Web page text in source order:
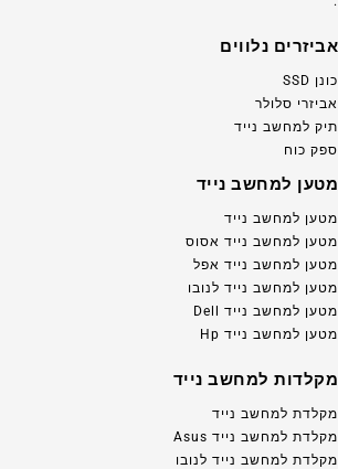
אביזרים נלווים
כונן SSD
אביזרי סלולר
תיק למחשב נייד
ספק כוח
מטען למחשב נייד
מטען למחשב נייד
מטען למחשב נייד אסוס
מטען למחשב נייד אפל
מטען למחשב נייד לנובו
מטען למחשב נייד Dell
מטען למחשב נייד Hp
מקלדות למחשב נייד
מקלדת למחשב נייד
מקלדת למחשב נייד Asus
מקלדת למחשב נייד לנובו